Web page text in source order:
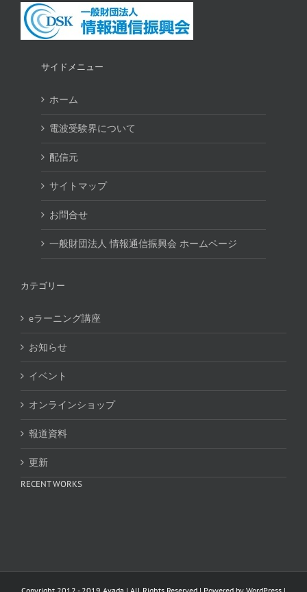
サイドメニュー
ホーム
電波受験界について
配信元
サイトマップ
お問合せ
一般財団法人 情報通信振興会 ホームページ
カテゴリー
eラーニング講座
お知らせ
イベント
オンラインショップ
報道資料
更新
RECENT WORKS